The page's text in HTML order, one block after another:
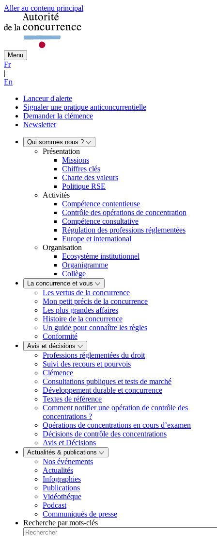
Aller au contenu principal
Menu
Fr
|
En
Lanceur d'alerte
Signaler une pratique anticoncurrentielle
Demander la clémence
Newsletter
Qui sommes nous ?
Présentation
Missions
Chiffres clés
Charte des valeurs
Politique RSE
Activités
Compétence contentieuse
Contrôle des opérations de concentration
Compétence consultative
Régulation des professions réglementées
Europe et international
Organisation
Ecosystème institutionnel
Organigramme
Collège
La concurrence et vous
Les vertus de la concurrence
Mon petit précis de la concurrence
Les plus grandes affaires
Histoire de la concurrence
Un guide pour connaître les règles
Conformité
Avis et décisions
Professions réglementées du droit
Suivi des recours et pourvois
Clémence
Consultations publiques et tests de marché
Développement durable et concurrence
Textes de référence
Comment notifier une opération de contrôle des
concentrations ?
Opérations de concentrations en cours d’examen
Décisions de contrôle des concentrations
Avis et Décisions
Actualités & publications
Nos événements
Actualités
Infographies
Publications
Vidéothéque
Podcast
Communiqués de presse
Recherche par mots-clés